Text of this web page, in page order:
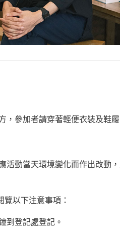
，參加者請穿著輕便衣裝及鞋
活動當天環境變化而作出改動
以下注意事項：
到登記處登記。